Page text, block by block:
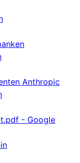
Anthropic
- Google